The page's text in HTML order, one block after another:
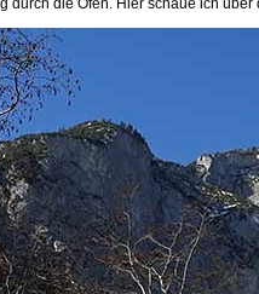
durch die Öfen. Hier schaue ich